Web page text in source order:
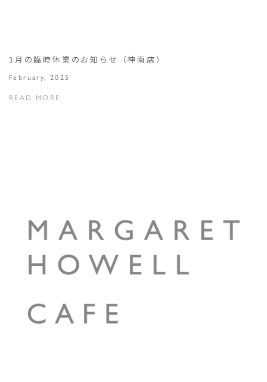
3月の臨時休業のお知らせ（神南店）
February, 2025
READ MORE